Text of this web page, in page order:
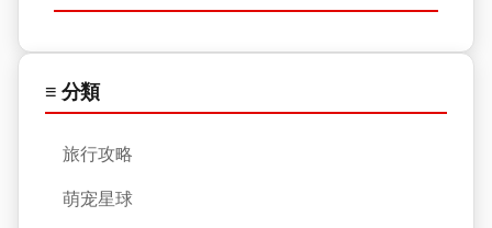
≡ 分類
旅行攻略
萌宠星球